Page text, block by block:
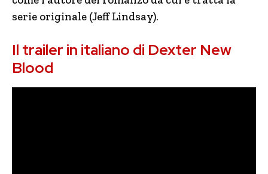
serie originale (Jeff Lindsay).
Il trailer in italiano di Dexter New
Blood